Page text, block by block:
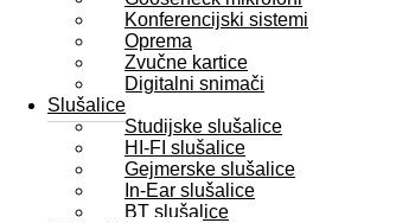
Konferencijski sistemi
Oprema
Zvučne kartice
Digitalni snimači
Slušalice
Studijske slušalice
HI-FI slušalice
Gejmerske slušalice
In-Ear slušalice
BT slušalice